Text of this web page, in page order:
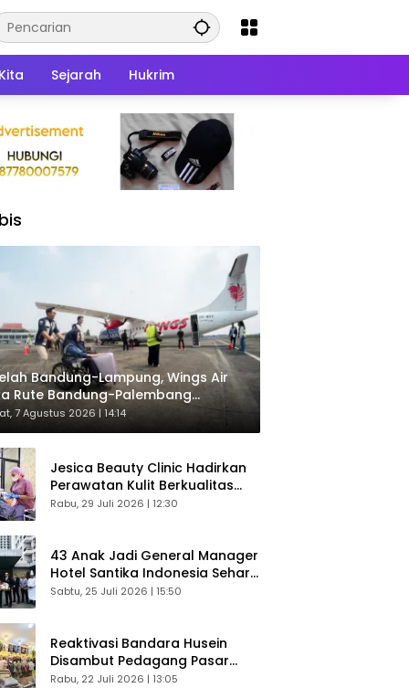
Sejarah Hukrim
Bandung-Lampung, Wings Air
Rute Bandung-Palembang
Langsung Penumpang
7 Agustus 2026 | 14:14
Jesica Beauty Clinic Hadirkan
Perawatan Kulit Berkualitas
Plus Konsultasi Gratis
Rabu, 29 Juli 2026 | 12:30
43 Anak Jadi General Manager
Hotel Santika Indonesia Sehari
Sukses Digelar
Sabtu, 25 Juli 2026 | 15:50
Reaktivasi Bandara Husein
Disambut Pedagang Pasar
Baru, Diyakini Bangkitkan
Rabu, 22 Juli 2026 | 13:05